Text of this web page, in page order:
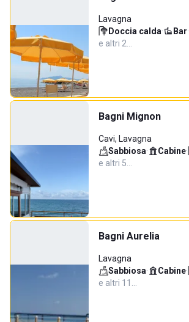
Lavagna
Doccia calda· Bar·
e altri 2…
Bagni Mignon
Cavi, Lavagna
Sabbiosa· Cabine·
e altri 5…
Bagni Aurelia
Lavagna
Sabbiosa· Cabine·
e altri 11…